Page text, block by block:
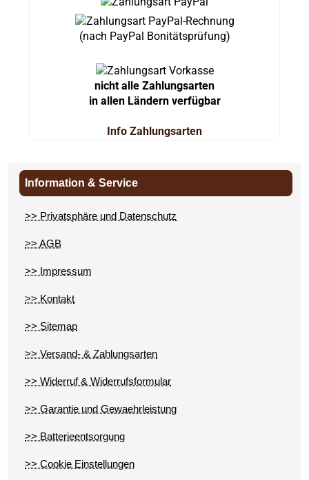
(nach PayPal Bonitätsprüfung)
nicht alle Zahlungsarten
in allen Ländern verfügbar
Info Zahlungsarten
Information & Service
>> Privatsphäre und Datenschutz
>> AGB
>> Impressum
>> Kontakt
>> Sitemap
>> Versand- & Zahlungsarten
>> Widerruf & Widerrufsformular
>> Garantie und Gewaehrleistung
>> Batterieentsorgung
>> Cookie Einstellungen